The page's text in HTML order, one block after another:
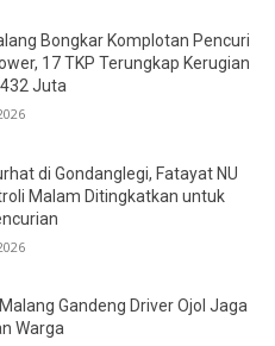
Bongkar Komplotan Pencuri
17 TKP Terungkap Kerugian
Juta
di Gondanglegi, Fatayat NU
Malam Ditingkatkan untuk
Gandeng Driver Ojol Jaga
Warga